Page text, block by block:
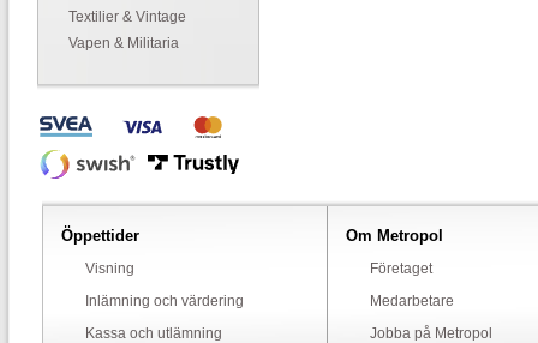
Textilier & Vintage
Vapen & Militaria
Öppettider
Visning
Inlämning och värdering
Kassa och utlämning
Om Metropol
Företaget
Medarbetare
Jobba på Metropol